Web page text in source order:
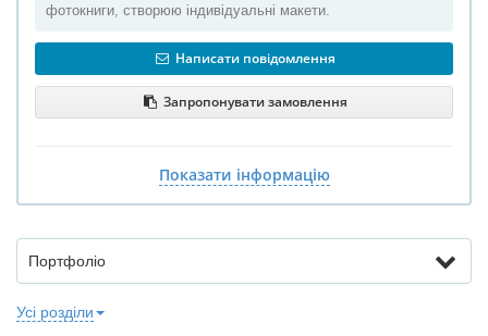
фотокниги, створюю індивідуальні макети.
Написати повідомлення
Запропонувати замовлення
Показати інформацію
Портфоліо
Усі розділи